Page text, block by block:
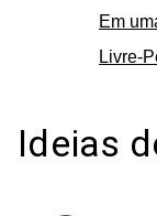
Em
Livre-
Ideias